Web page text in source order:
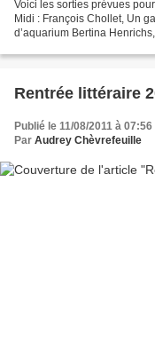
Voici les sorties prévues
Midi : François Chollet, Un
d’aquarium Bertina
Rentrée littéraire
Publié le 11/08/2011 à 07:56
Par Audrey Chèvrefeuille